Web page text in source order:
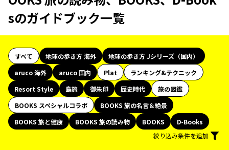
sのガイドブック一覧
すべて 地球の歩き方 海外
地球の歩き方 Jシリーズ（国内）
aruco 海外
aruco 国内 Plat
ランキング&テクニック
Resort Style
島旅 御朱印 歴史時代
旅の図鑑
BOOKS スペシャルコラボ
BOOKS 旅の名言＆絶景
BOOKS 旅と健康
BOOKS 旅の読み物 BOOKS
D-Books
絞り込み条件を追加